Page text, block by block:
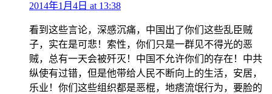
2014年1月4日 at 13:38
看到这些言论，深感沉痛，中国出了你们这些乱臣贼
子，实在是可悲！索性，你们只是一群见不得光的恶
贼，总有一天会被歼灭！中国不允许你们的存在！中共
纵使有过错，但是他带给人民不断向上的生活，安居，
乐业！你们这些组织都是恶棍，地痞流氓行为，要脸的